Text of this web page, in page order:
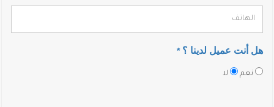
هل أنت عميل لدينا ؟ *
نعم لا